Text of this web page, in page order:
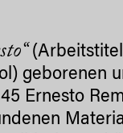
geborenen
Ernesto